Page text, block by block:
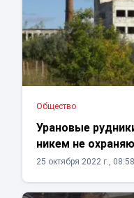
Общество
Урановые
никем не
25 октября 2022 г., 08:58